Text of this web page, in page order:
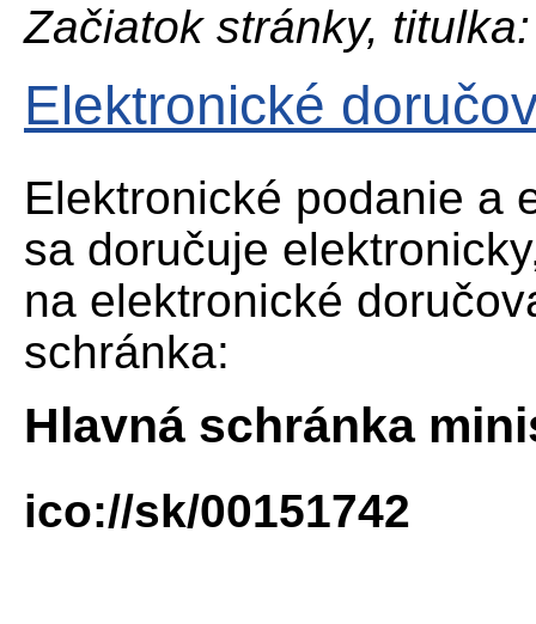
Začiatok stránky, titulka:
Elektronické
Elektronické podanie a
sa doručuje
na elektronické
schránka:
Hlavná schránka
ico://sk/